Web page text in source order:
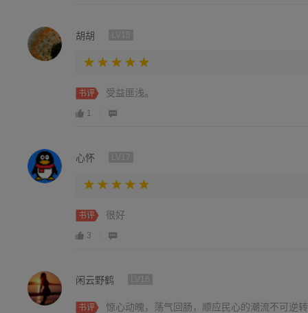
胡胡
书评 受益匪浅。
1
心怀
书评 很好
3
闲云野鹤
书评 惊心动魄，荡气回肠，顺应民心的潮流不可逆